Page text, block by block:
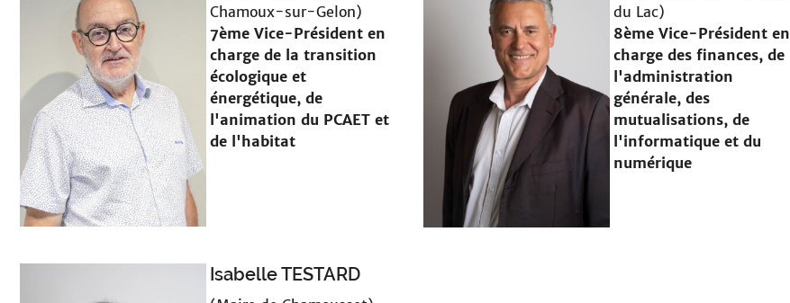
Chamoux-sur-Gelon)
7ème Vice-Président en
charge de la transition
écologique et
énergétique, de
l'animation du PCAET et
de l'habitat
du Lac)
8ème Vice-Président en
chargedes finances, de
l'administration
générale, des
mutualisations, de
l'informatique et du
numérique
Isabelle TESTARD